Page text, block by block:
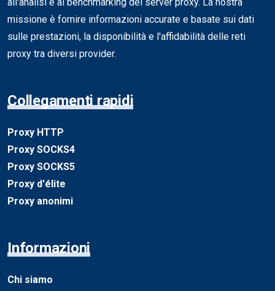
missione è fornire informazioni accurate e basate sui dati
sulle prestazioni, la disponibilità e l'affidabilità delle reti
proxy tra diversi provider.
Collegamenti rapidi
Proxy HTTP
Proxy SOCKS4
Proxy SOCKS5
Proxy d'élite
Proxy anonimi
Informazioni
Chi siamo